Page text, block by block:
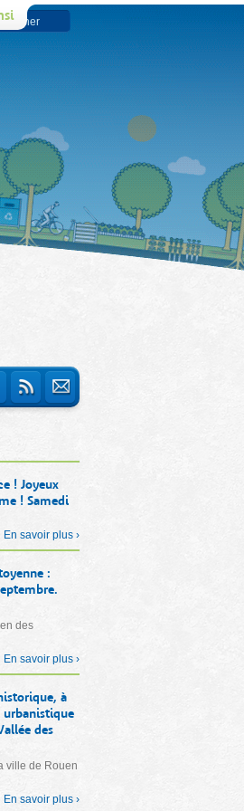
! Joyeux
! Samedi
En savoir plus ›
:
des
En savoir plus ›
à
urbanistique
des
ville de Rouen
En savoir plus ›